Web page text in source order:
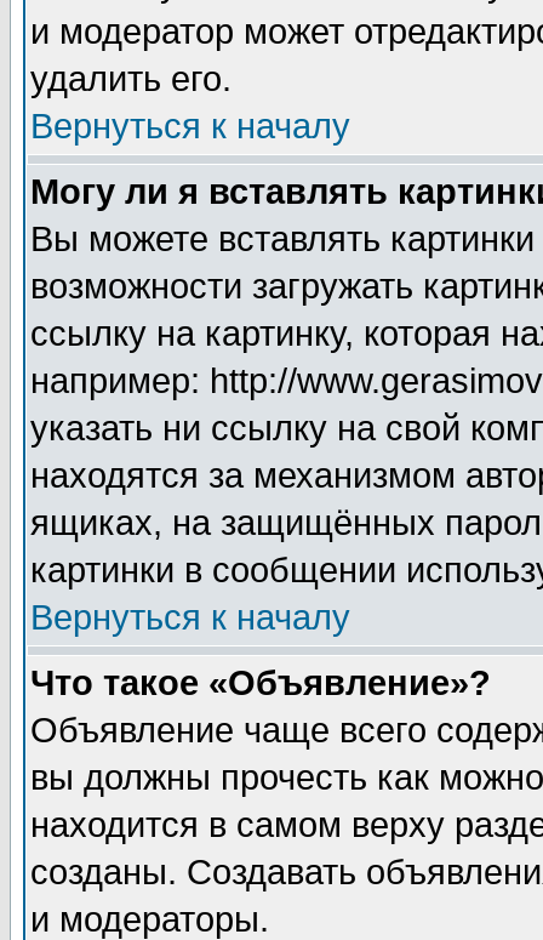
и модератор может
удалить его.
Вернуться к началу
Могу ли я вставлять
Вы можете вставлять
возможности загружать
ссылку на картинку, которая
например: http://
указать ни ссылку на свой
находятся за механизмом
ящиках, на защищённых
картинки в сообщении
Вернуться к началу
Что такое «Объявление»?
Объявление чаще всего
вы должны прочесть как
находится в самом верху
созданы. Создавать
и модераторы.